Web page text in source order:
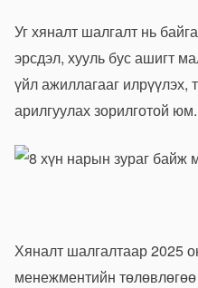
Уг хяналт шалгалт нь
эрсдэл, хууль бус ашигт
үйл ажиллагааг илрүүлэх,
арилгуулах зорилготой юм.
Хяналт шалгалтаар 2025
менежментийн